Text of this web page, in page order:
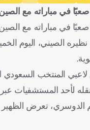
في مباراته مع
في مباراته مع الصين،
الصيني، اليوم
المباراة، تعرض 4 من
نقله لأحد المستشفيات